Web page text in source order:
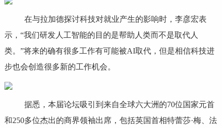
在与拉加德探讨科技对就业产生的影响时，李彦宏表
示，“我们研发人工智能的目的是帮助人类而不是取代人
类。”将来的确有很多工作有可能被AI取代，但是相信科技进
步也会创造很多新的工作机会。
据悉，本届论坛吸引到来自全球六大洲的70位国家元首
和250多位杰出的商界领袖出席，包括英国首相特蕾莎·梅、法